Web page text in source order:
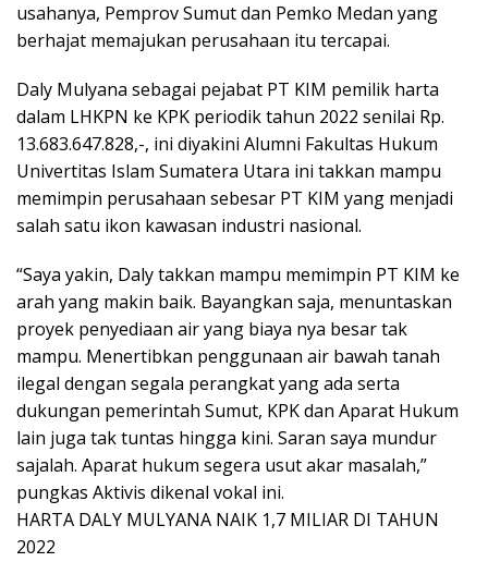
usahanya, Pemprov Sumut dan Pemko Medan yang
berhajat memajukan perusahaan itu tercapai.
Daly Mulyana sebagai pejabat PT KIM pemilik harta
dalam LHKPN ke KPK periodik tahun 2022 senilai Rp.
13.683.647.828,-, ini diyakini Alumni Fakultas Hukum
Univertitas Islam Sumatera Utara ini takkan mampu
memimpin perusahaan sebesar PT KIM yang menjadi
salah satu ikon kawasan industri nasional.
“Saya yakin, Daly takkan mampu memimpin PT KIM ke
arah yang makin baik. Bayangkan saja, menuntaskan
proyek penyediaan air yang biaya nya besar tak
mampu. Menertibkan penggunaan air bawah tanah
ilegal dengan segala perangkat yang ada serta
dukungan pemerintah Sumut, KPK dan Aparat Hukum
lain juga tak tuntas hingga kini. Saran saya mundur
sajalah. Aparat hukum segera usut akar masalah,”
pungkas Aktivis dikenal vokal ini.
HARTA DALY MULYANA NAIK 1,7 MILIAR DI TAHUN
2022